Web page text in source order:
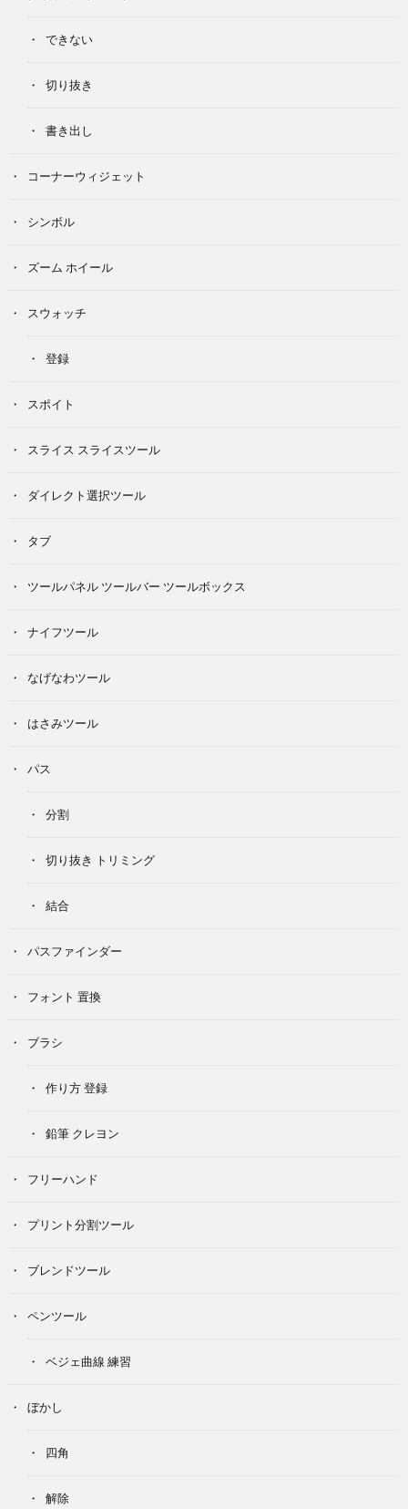
できない
切り抜き
書き出し
コーナーウィジェット
シンボル
ズーム ホイール
スウォッチ
登録
スポイト
スライス スライスツール
ダイレクト選択ツール
タブ
ツールパネル ツールバー ツールボックス
ナイフツール
なげなわツール
はさみツール
パス
分割
切り抜き トリミング
結合
パスファインダー
フォント 置換
ブラシ
作り方 登録
鉛筆 クレヨン
フリーハンド
プリント分割ツール
ブレンドツール
ペンツール
ベジェ曲線 練習
ぼかし
四角
解除